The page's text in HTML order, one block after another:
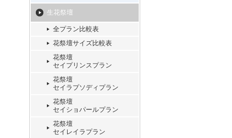
生花祭壇
全プラン比較表
花祭壇サイズ比較表
花祭壇
セイプリンスプラン
花祭壇
セイラプソディプラン
花祭壇
セイショパールプラン
花祭壇
セイレイラプラン